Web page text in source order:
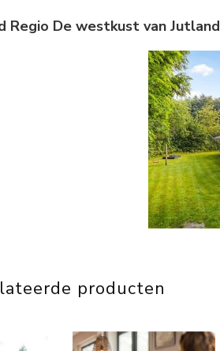
De westkust van Jutland
producten